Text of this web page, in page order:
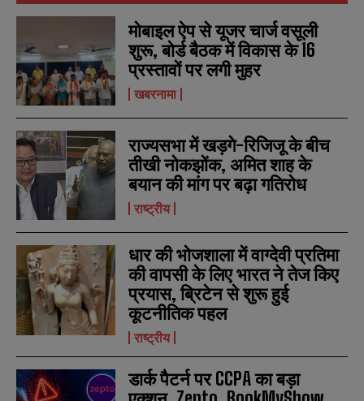
N
a
e
*
m
a
N
a
e
*
m
a
मोबाइल ऐप से यूजर चार्ज वसूली
शुरू, बोर्ड बैठक में विकास के 16
प्रस्तावों पर लगी मुहर
खबरनामा
राज्यसभा में खड़गे-रिजिजू के बीच
तीखी नोकझोंक, अमित शाह के
बयान की मांग पर बढ़ा गतिरोध
राष्ट्रीय
धार की भोजशाला में वाग्देवी प्रतिमा
की वापसी के लिए भारत ने तेज किए
प्रयास, ब्रिटेन से शुरू हुई
कूटनीतिक पहल
राष्ट्रीय
डार्क पैटर्न पर CCPA का बड़ा